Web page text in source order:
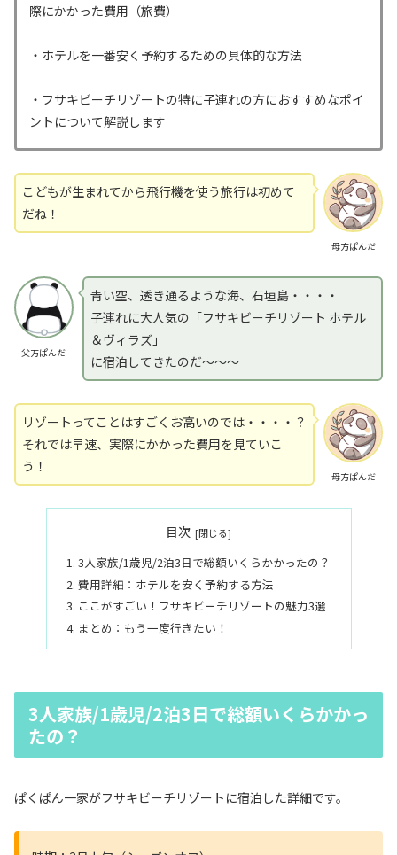
際にかかった費用（旅費）
・ホテルを一番安く予約するための具体的な方法
・フサキビーチリゾートの特に子連れの方におすすめなポイ
ントについて解説します
母方ぱんだ
こどもが生まれてから飛行機を使う旅行は初めて
だね！
父方ぱんだ
青い空、透き通るような海、石垣島・・・・
子連れに大人気の「フサキビーチリゾート ホテル
＆ヴィラズ」
に宿泊してきたのだ～～～
母方ぱんだ
リゾートってことはすごくお高いのでは・・・・？
それでは早速、実際にかかった費用を見ていこ
う！
目次
3人家族/1歳児/2泊3日で総額いくらかかったの？
費用詳細：ホテルを安く予約する方法
ここがすごい！フサキビーチリゾートの魅力3選
まとめ：もう一度行きたい！
3人家族/1歳児/2泊3日で総額いくらかかっ
たの？
ぱくぱん一家がフサキビーチリゾートに宿泊した詳細です。